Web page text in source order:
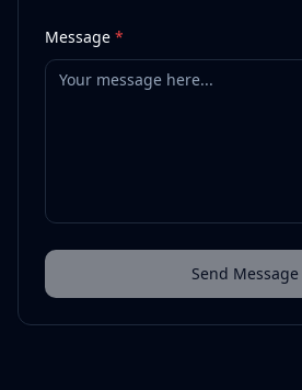
Message *
Send Message